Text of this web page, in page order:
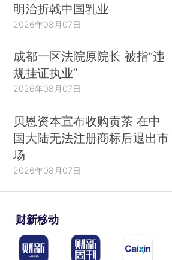
明治折戟中国乳业
2026年08月07日
成都一区法院原院长 被指“违
规挂证执业”
2026年08月07日
贝恩资本宣布收购贡茶 在中
国大陆无法注册商标后退出市
场
2026年08月07日
财新移动